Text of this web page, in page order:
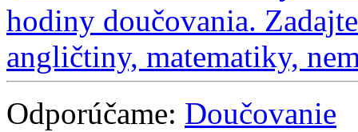
Odporúčame: Doučovanie